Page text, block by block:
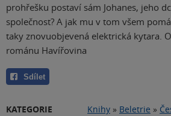
prohřešku postaví sám Johanes, jeho
společnost? A jak mu v tom všem
taky znovuobjevená elektrická kytara.
románu Havířovina
Sdílet
KATEGORIE Knihy » Beletrie »